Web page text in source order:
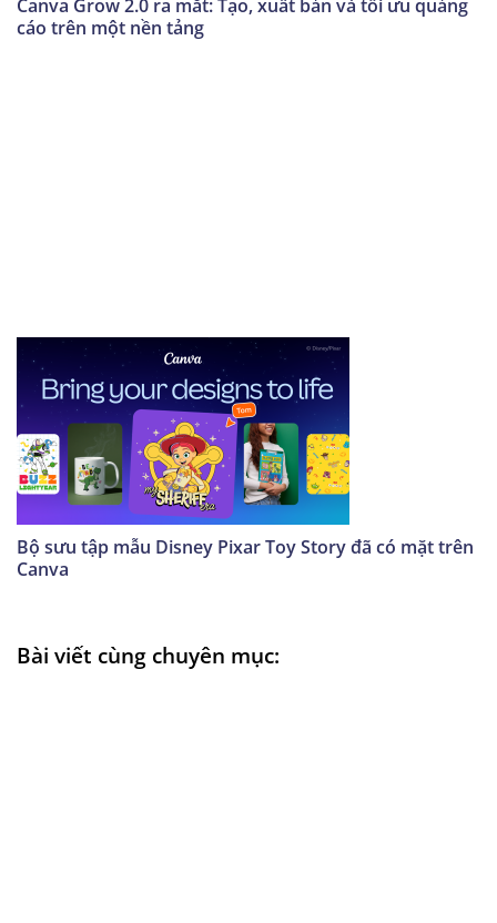
Canva Grow 2.0 ra mắt: Tạo, xuất bản và tối ưu quảng
cáo trên một nền tảng
Bộ sưu tập mẫu Disney Pixar Toy Story đã có mặt trên
Canva
Bài viết cùng chuyên mục: